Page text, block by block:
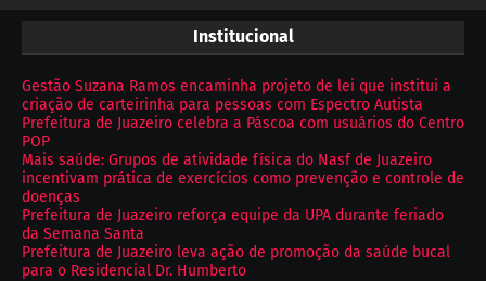
Institucional
Gestão Suzana Ramos encaminha projeto de lei que institui a
criação de carteirinha para pessoas com Espectro Autista
Prefeitura de Juazeiro celebra a Páscoa com usuários do Centro
POP
Mais saúde: Grupos de atividade física do Nasf de Juazeiro
incentivam prática de exercícios como prevenção e controle de
doenças
Prefeitura de Juazeiro reforça equipe da UPA durante feriado
da Semana Santa
Prefeitura de Juazeiro leva ação de promoção da saúde bucal
para o Residencial Dr. Humberto